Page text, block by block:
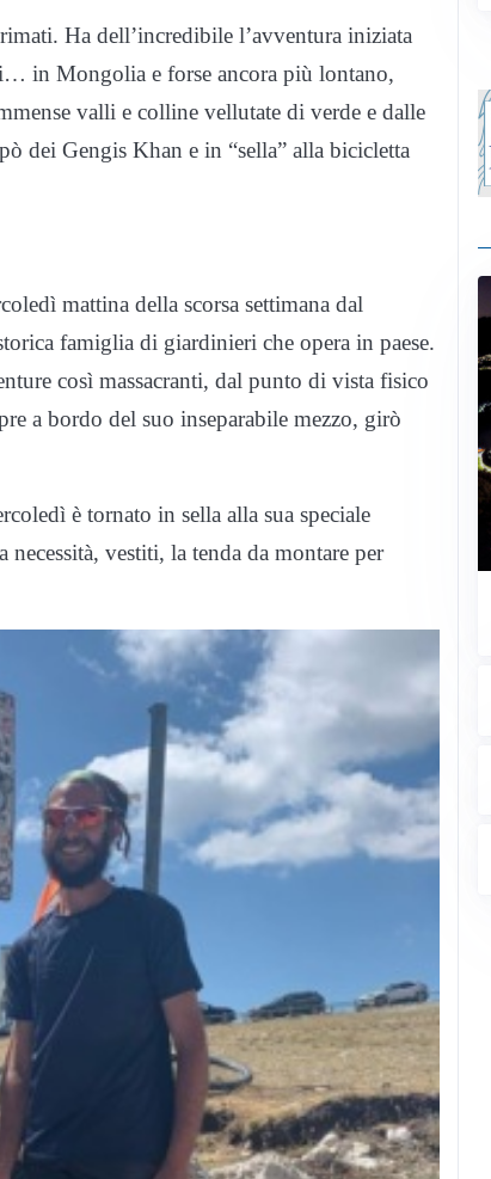
Ha dell’incredibile l’avventura iniziata
in Mongolia e forse ancora più lontano,
valli e colline vellutate di verde e dalle
dei Gengis Khan e in “sella” alla bicicletta
mattina della scorsa settimana dal
famiglia di giardinieri che opera in paese.
così massacranti, dal punto di vista fisico
a bordo del suo inseparabile mezzo, girò
è tornato in sella alla sua speciale
vestiti, la tenda da montare per